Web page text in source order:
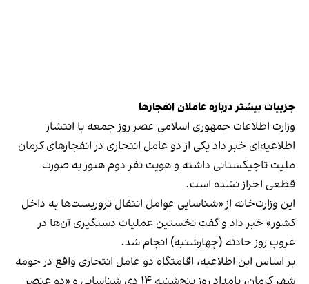
جزییات بیشتر درباره عاملان انفجارها
وزارت اطلاعات جمهوری اسلامی عصر روز جمعه با انتشار
اطلاعیه‌ای خبر داد یکی از دو عامل انتحاری در انفجارهای کرمان
ملیت تاجیکستانی داشته و هویت نفر دوم هنوز به صورت
قطعی احراز نشده است.
این وزارت‌خانه از «شناسایی عوامل انتقال تروریست‌ها به داخل
کشور» خبر داد و گفت نخستین عملیات دستگیری آن‌ها در
غروب روز حادثه (چهارشنبه) انجام شد.
بر اساس این اطلاعیه، اقامتگاه دو عامل انتحاری واقع در حومه